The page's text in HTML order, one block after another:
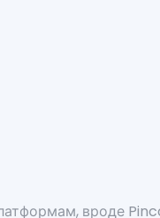
вроде